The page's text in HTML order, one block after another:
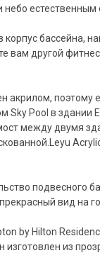
бассейна,
вам другой
акрилом,
Pool в здании
между двумя
подвесного
вид на
by Hilton
из